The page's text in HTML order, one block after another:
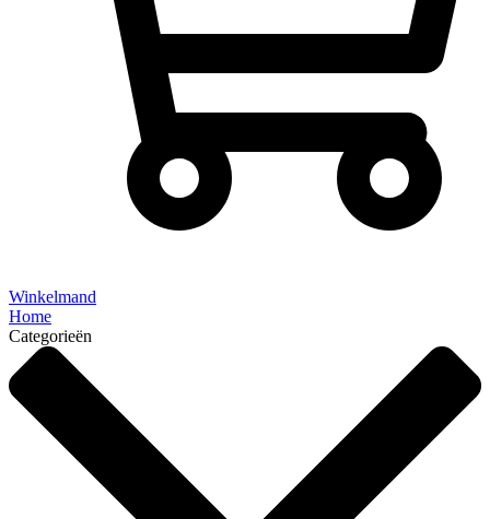
Winkelmand
Home
Categorieën